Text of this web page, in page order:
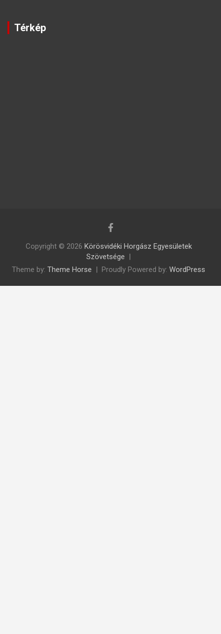
Térkép
Copyright © 2026 Körösvidéki Horgász Egyesületek
Szövetsége
Theme by: Theme Horse Proudly Powered by: WordPress